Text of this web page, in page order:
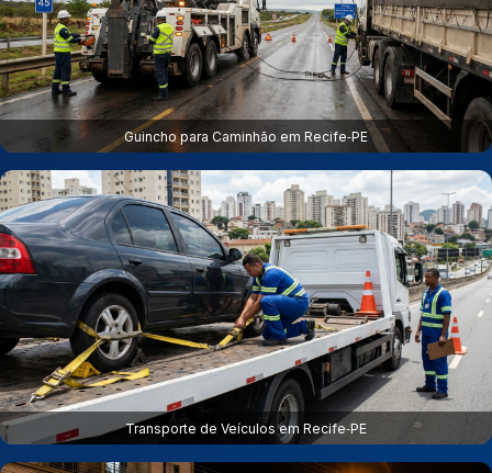
Guincho para Caminhão em Recife‑PE
Transporte de Veículos em Recife‑PE